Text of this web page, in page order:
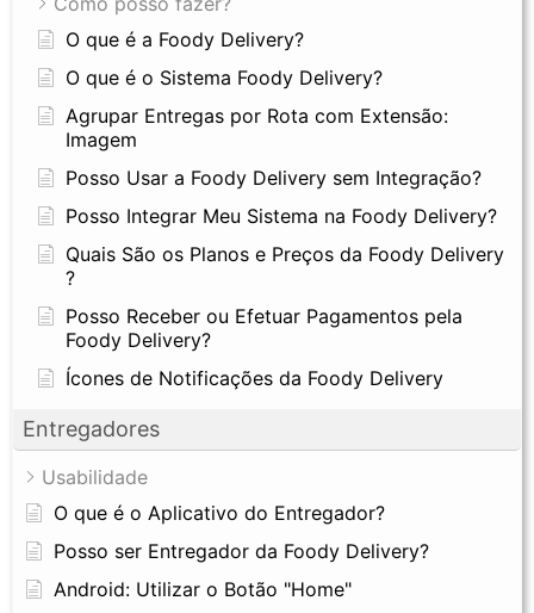
O que é a Foody Delivery?
O que é o Sistema Foody Delivery?
Agrupar Entregas por Rota com Extensão:
Imagem
Posso Usar a Foody Delivery sem Integração?
Posso Integrar Meu Sistema na Foody Delivery?
Quais São os Planos e Preços da Foody Delivery
?
Posso Receber ou Efetuar Pagamentos pela
Foody Delivery?
Ícones de Notificações da Foody Delivery
Entregadores
Usabilidade
O que é o Aplicativo do Entregador?
Posso ser Entregador da Foody Delivery?
Android: Utilizar o Botão "Home"